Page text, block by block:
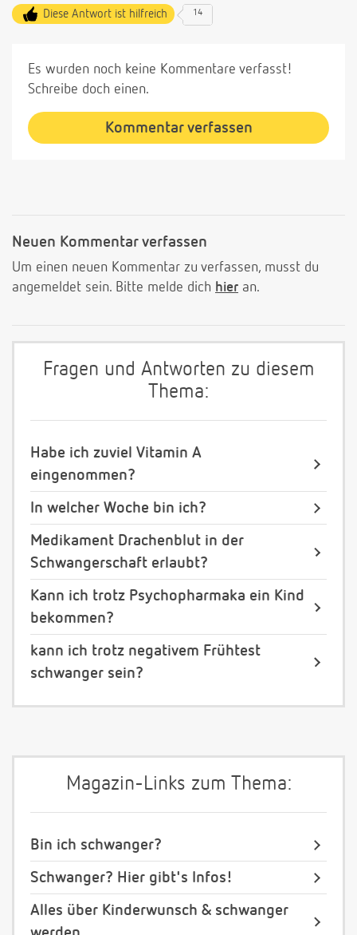
Diese Antwort ist hilfreich 14
Es wurden noch keine Kommentare verfasst!
Schreibe doch einen.
Kommentar verfassen
Neuen Kommentar verfassen
Um einen neuen Kommentar zu verfassen, musst du
angemeldet sein. Bitte melde dich hier an.
Fragen und Antworten zu diesem
Thema:
Habe ich zuviel Vitamin A
eingenommen?
In welcher Woche bin ich?
Medikament Drachenblut in der
Schwangerschaft erlaubt?
Kann ich trotz Psychopharmaka ein Kind
bekommen?
kann ich trotz negativem Frühtest
schwanger sein?
Magazin-Links zum Thema:
Bin ich schwanger?
Schwanger? Hier gibt's Infos!
Alles über Kinderwunsch & schwanger